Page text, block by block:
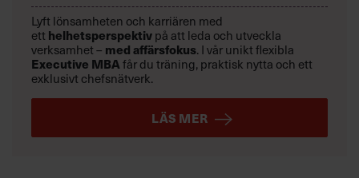
Lyft lönsamheten och karriären med
ett helhetsperspektiv på att leda och utveckla
verksamhet – med affärsfokus. I vår unikt flexibla
Executive MBAfår du träning, praktisk nytta och ett
exklusivt chefsnätverk.
LÄS MER